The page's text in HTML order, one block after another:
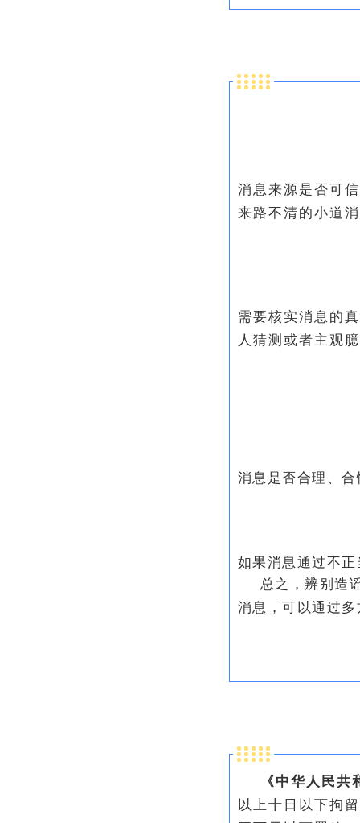
消息来源是否可
来路不清的小道
需要核实消息的
人猜测或者主观
消息是否合理、
如果消息通过不
总之，辨别造
消息，可以通过
《中华人民
以上十日以下拘